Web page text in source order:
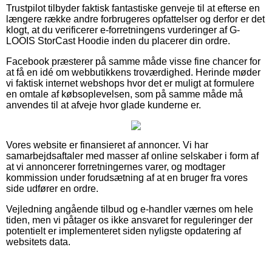
Trustpilot tilbyder faktisk fantastiske genveje til at efterse en
længere række andre forbrugeres opfattelser og derfor er det
klogt, at du verificerer e-forretningens vurderinger af G-
LOOIS StorCast Hoodie inden du placerer din ordre.
Facebook præsterer på samme måde visse fine chancer for
at få en idé om webbutikkens troværdighed. Herinde møder
vi faktisk internet webshops hvor det er muligt at formulere
en omtale af købsoplevelsen, som på samme måde må
anvendes til at afveje hvor glade kunderne er.
Vores website er finansieret af annoncer. Vi har
samarbejdsaftaler med masser af online selskaber i form af
at vi annoncerer forretningernes varer, og modtager
kommission under forudsætning af at en bruger fra vores
side udfører en ordre.
Vejledning angående tilbud og e-handler værnes om hele
tiden, men vi påtager os ikke ansvaret for reguleringer der
potentielt er implementeret siden nyligste opdatering af
websitets data.